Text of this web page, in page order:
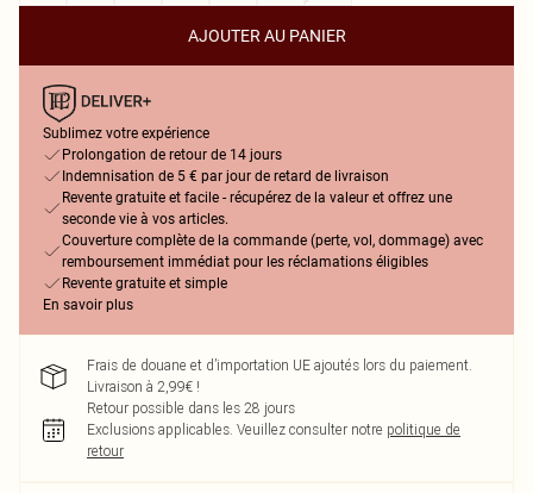
AJOUTER AU PANIER
Sublimez votre expérience
Prolongation de retour de 14 jours
Indemnisation de 5 € par jour de retard de livraison
Revente gratuite et facile - récupérez de la valeur et offrez une
seconde vie à vos articles.
Couverture complète de la commande (perte, vol, dommage) avec
remboursement immédiat pour les réclamations éligibles
Revente gratuite et simple
En savoir plus
Frais de douane et d’importation UE ajoutés lors du paiement.
Livraison à 2,99€ !
Retour possible dans les 28 jours
Exclusions applicables. Veuillez consulter notre politique de
retour